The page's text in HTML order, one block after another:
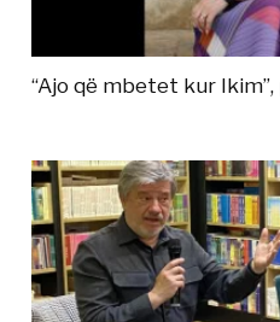
“Ajo që mbetet kur